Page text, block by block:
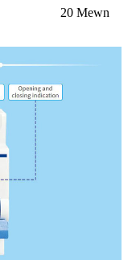
20 Mewn